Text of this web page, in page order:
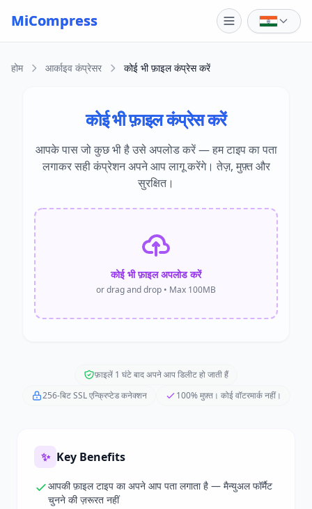
Skip to main content
MiCompress
होम आर्काइव कंप्रेसर कोई भी फ़ाइल कंप्रेस करें
कोई भी फ़ाइल कंप्रेस करें
आपके पास जो कुछ भी है उसे अपलोड करें — हम टाइप का पता
लगाकर सही कंप्रेशन अपने आप लागू करेंगे। तेज़, मुफ़्त और
सुरक्षित।
कोई भी फ़ाइल अपलोड करें
or drag and drop • Max 100MB
फ़ाइलें 1 घंटे बाद अपने आप डिलीट हो जाती हैं
256-बिट SSL एन्क्रिप्टेड कनेक्शन
100% मुफ़्त। कोई वॉटरमार्क नहीं।
✨ Key Benefits
आपकी फ़ाइल टाइप का अपने आप पता लगाता है — मैन्युअल फॉर्मैट
चुनने की ज़रूरत नहीं